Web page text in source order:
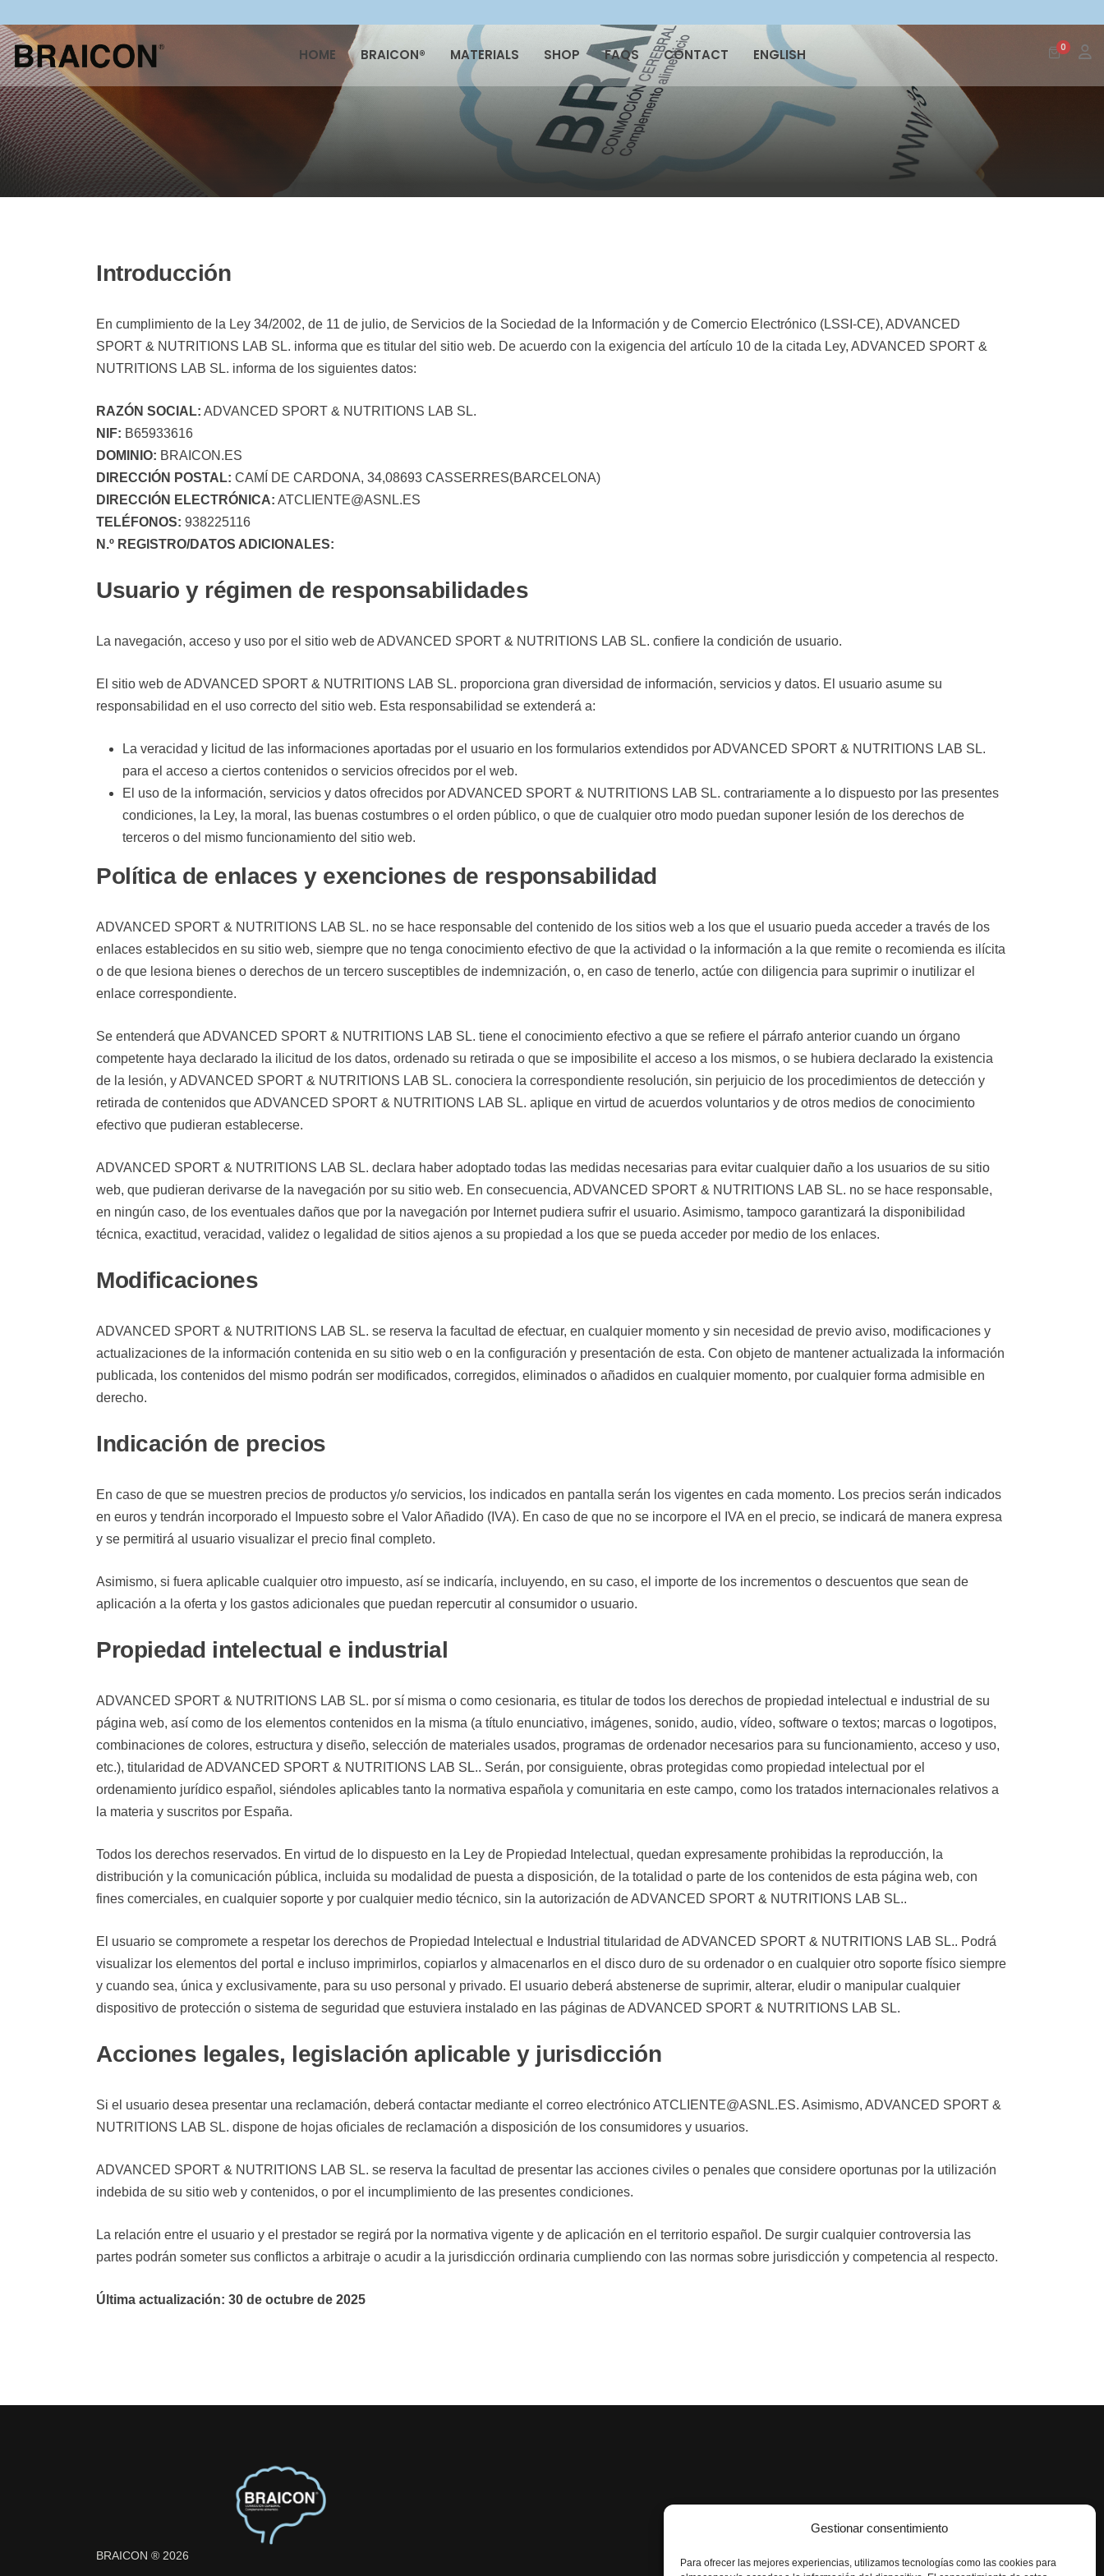
Gestionar consentimiento
Para ofrecer las mejores experiencias, utilizamos tecnologías como las cookies para
HOME BRAICON® MATERIALS SHOP FAQS CONTACT ENGLISH 0
Introducción
En cumplimiento de la Ley 34/2002, de 11 de julio, de Servicios de la Sociedad de la Información y de Comercio Electrónico (LSSI-CE), ADVANCED
SPORT & NUTRITIONS LAB SL. informa que es titular del sitio web. De acuerdo con la exigencia del artículo 10 de la citada Ley, ADVANCED SPORT &
NUTRITIONS LAB SL. informa de los siguientes datos:
RAZÓN SOCIAL: ADVANCED SPORT & NUTRITIONS LAB SL.
NIF: B65933616
DOMINIO: BRAICON.ES
DIRECCIÓN POSTAL: CAMÍ DE CARDONA, 34,08693 CASSERRES(BARCELONA)
DIRECCIÓN ELECTRÓNICA: ATCLIENTE@ASNL.ES
TELÉFONOS: 938225116
N.º REGISTRO/DATOS ADICIONALES:
Usuario y régimen de responsabilidades
La navegación, acceso y uso por el sitio web de ADVANCED SPORT & NUTRITIONS LAB SL. confiere la condición de usuario.
El sitio web de ADVANCED SPORT & NUTRITIONS LAB SL. proporciona gran diversidad de información, servicios y datos. El usuario asume su
responsabilidad en el uso correcto del sitio web. Esta responsabilidad se extenderá a:
La veracidad y licitud de las informaciones aportadas por el usuario en los formularios extendidos por ADVANCED SPORT & NUTRITIONS LAB SL.
para el acceso a ciertos contenidos o servicios ofrecidos por el web.
El uso de la información, servicios y datos ofrecidos por ADVANCED SPORT & NUTRITIONS LAB SL. contrariamente a lo dispuesto por las presentes
condiciones, la Ley, la moral, las buenas costumbres o el orden público, o que de cualquier otro modo puedan suponer lesión de los derechos de
terceros o del mismo funcionamiento del sitio web.
Política de enlaces y exenciones de responsabilidad
ADVANCED SPORT & NUTRITIONS LAB SL. no se hace responsable del contenido de los sitios web a los que el usuario pueda acceder a través de los
enlaces establecidos en su sitio web, siempre que no tenga conocimiento efectivo de que la actividad o la información a la que remite o recomienda es ilícita
o de que lesiona bienes o derechos de un tercero susceptibles de indemnización, o, en caso de tenerlo, actúe con diligencia para suprimir o inutilizar el
enlace correspondiente.
Se entenderá que ADVANCED SPORT & NUTRITIONS LAB SL. tiene el conocimiento efectivo a que se refiere el párrafo anterior cuando un órgano
competente haya declarado la ilicitud de los datos, ordenado su retirada o que se imposibilite el acceso a los mismos, o se hubiera declarado la existencia
de la lesión, y ADVANCED SPORT & NUTRITIONS LAB SL. conociera la correspondiente resolución, sin perjuicio de los procedimientos de detección y
retirada de contenidos que ADVANCED SPORT & NUTRITIONS LAB SL. aplique en virtud de acuerdos voluntarios y de otros medios de conocimiento
efectivo que pudieran establecerse.
ADVANCED SPORT & NUTRITIONS LAB SL. declara haber adoptado todas las medidas necesarias para evitar cualquier daño a los usuarios de su sitio
web, que pudieran derivarse de la navegación por su sitio web. En consecuencia, ADVANCED SPORT & NUTRITIONS LAB SL. no se hace responsable,
en ningún caso, de los eventuales daños que por la navegación por Internet pudiera sufrir el usuario. Asimismo, tampoco garantizará la disponibilidad
técnica, exactitud, veracidad, validez o legalidad de sitios ajenos a su propiedad a los que se pueda acceder por medio de los enlaces.
Modificaciones
ADVANCED SPORT & NUTRITIONS LAB SL. se reserva la facultad de efectuar, en cualquier momento y sin necesidad de previo aviso, modificaciones y
actualizaciones de la información contenida en su sitio web o en la configuración y presentación de esta. Con objeto de mantener actualizada la información
publicada, los contenidos del mismo podrán ser modificados, corregidos, eliminados o añadidos en cualquier momento, por cualquier forma admisible en
derecho.
Indicación de precios
En caso de que se muestren precios de productos y/o servicios, los indicados en pantalla serán los vigentes en cada momento. Los precios serán indicados
en euros y tendrán incorporado el Impuesto sobre el Valor Añadido (IVA). En caso de que no se incorpore el IVA en el precio, se indicará de manera expresa
y se permitirá al usuario visualizar el precio final completo.
Asimismo, si fuera aplicable cualquier otro impuesto, así se indicaría, incluyendo, en su caso, el importe de los incrementos o descuentos que sean de
aplicación a la oferta y los gastos adicionales que puedan repercutir al consumidor o usuario.
Propiedad intelectual e industrial
ADVANCED SPORT & NUTRITIONS LAB SL. por sí misma o como cesionaria, es titular de todos los derechos de propiedad intelectual e industrial de su
página web, así como de los elementos contenidos en la misma (a título enunciativo, imágenes, sonido, audio, vídeo, software o textos; marcas o logotipos,
combinaciones de colores, estructura y diseño, selección de materiales usados, programas de ordenador necesarios para su funcionamiento, acceso y uso,
etc.), titularidad de ADVANCED SPORT & NUTRITIONS LAB SL.. Serán, por consiguiente, obras protegidas como propiedad intelectual por el
ordenamiento jurídico español, siéndoles aplicables tanto la normativa española y comunitaria en este campo, como los tratados internacionales relativos a
la materia y suscritos por España.
Todos los derechos reservados. En virtud de lo dispuesto en la Ley de Propiedad Intelectual, quedan expresamente prohibidas la reproducción, la
distribución y la comunicación pública, incluida su modalidad de puesta a disposición, de la totalidad o parte de los contenidos de esta página web, con
fines comerciales, en cualquier soporte y por cualquier medio técnico, sin la autorización de ADVANCED SPORT & NUTRITIONS LAB SL..
El usuario se compromete a respetar los derechos de Propiedad Intelectual e Industrial titularidad de ADVANCED SPORT & NUTRITIONS LAB SL.. Podrá
visualizar los elementos del portal e incluso imprimirlos, copiarlos y almacenarlos en el disco duro de su ordenador o en cualquier otro soporte físico siempre
y cuando sea, única y exclusivamente, para su uso personal y privado. El usuario deberá abstenerse de suprimir, alterar, eludir o manipular cualquier
dispositivo de protección o sistema de seguridad que estuviera instalado en las páginas de ADVANCED SPORT & NUTRITIONS LAB SL.
Acciones legales, legislación aplicable y jurisdicción
Si el usuario desea presentar una reclamación, deberá contactar mediante el correo electrónico ATCLIENTE@ASNL.ES. Asimismo, ADVANCED SPORT &
NUTRITIONS LAB SL. dispone de hojas oficiales de reclamación a disposición de los consumidores y usuarios.
ADVANCED SPORT & NUTRITIONS LAB SL. se reserva la facultad de presentar las acciones civiles o penales que considere oportunas por la utilización
indebida de su sitio web y contenidos, o por el incumplimiento de las presentes condiciones.
La relación entre el usuario y el prestador se regirá por la normativa vigente y de aplicación en el territorio español. De surgir cualquier controversia las
partes podrán someter sus conflictos a arbitraje o acudir a la jurisdicción ordinaria cumpliendo con las normas sobre jurisdicción y competencia al respecto.
Última actualización: 30 de octubre de 2025
BRAICON ® 2026